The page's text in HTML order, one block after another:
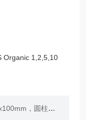
Organic 1,2,5,10
圆柱形，不含管塞